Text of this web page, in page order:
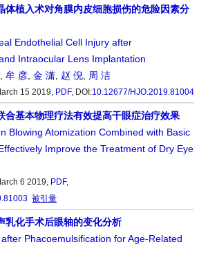
体植入术对角膜内皮细胞损伤的危险因素分
Endothelial Cell Injury after
Intraocular Lens Implantation
牟 彦 金 潇 赵 倪 周 洁
15 2019, PDF, DOI:10.12677/HJO.2019.81004
合基本物理疗法有效提高干眼症治疗效果
Blowing Atomization Combined with Basic
Improve the Treatment of Dry Eye
6 2019, PDF,
被引量
乳化手术后眼轴的变化分析
Phacoemulsification for Age-Related